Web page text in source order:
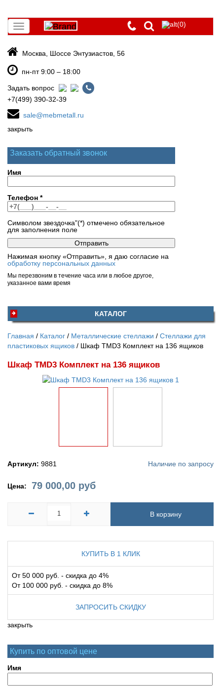
Toggle
navigation
(0)
Москва, Шоссе Энтузиастов, 56
пн-пт 9:00 – 18:00
Задать вопрос
+7(499) 390-32-39
sale@mebmetall.ru
закрыть
Заказать обратный звонок
Имя
Телефон *
Символом звездочка"(*) отмечено обязательное
для заполнения поле
Нажимая кнопку «Отправить», я даю согласие на
обработку персональных данных
Мы перезвоним в течение часа или в любое другое,
указанное вами время
КАТАЛОГ
Главная Каталог Металлические стеллажи
Стеллажи для
пластиковых ящиков
Шкаф TMD3 Комплект на 136 ящиков
Шкаф TMD3 Комплект на 136 ящиков
Артикул: 9881 Наличие по запросу
Цена: 79 000,00 руб
В корзину
КУПИТЬ В 1 КЛИК
От 50 000 руб. - скидка до 4%
От 100 000 руб. - скидка до 8%
ЗАПРОСИТЬ СКИДКУ
закрыть
Купить по оптовой цене
Имя